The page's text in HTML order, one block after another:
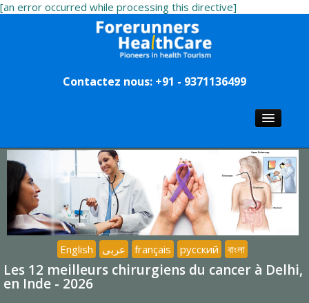
[an error occurred while processing this directive]
Contactez nous: +91 - 9371136499
ACCUEIL
CHIRURGIENS
LES HÔPITAUX
TOURISME MÉDICAL
English عربى français русский বাংলা
Les 12 meilleurs chirurgiens du cancer à Delhi,
en Inde - 2026